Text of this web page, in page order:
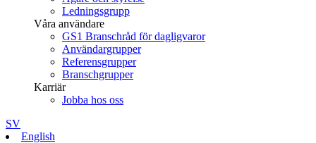
Ledningsgrupp
Våra användare
GS1 Branschråd för dagligvaror
Användargrupper
Referensgrupper
Branschgrupper
Karriär
Jobba hos oss
SV
English